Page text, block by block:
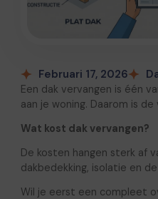
Februari 17, 2026
Een dak vervangen is één
aan je woning. Daarom is de
Wat kost dak vervangen?
De kosten hangen sterk af
dakbedekking, isolatie en
Wil je eerst een compleet